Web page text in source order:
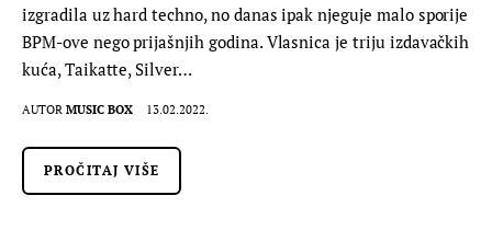
izgradila uz hard techno, no danas ipak njeguje malo sporije
BPM-ove nego prijašnjih godina. Vlasnica je triju izdavačkih
kuća, Taikatte, Silver…
AUTOR MUSIC BOX 13.02.2022.
PROČITAJ VIŠE